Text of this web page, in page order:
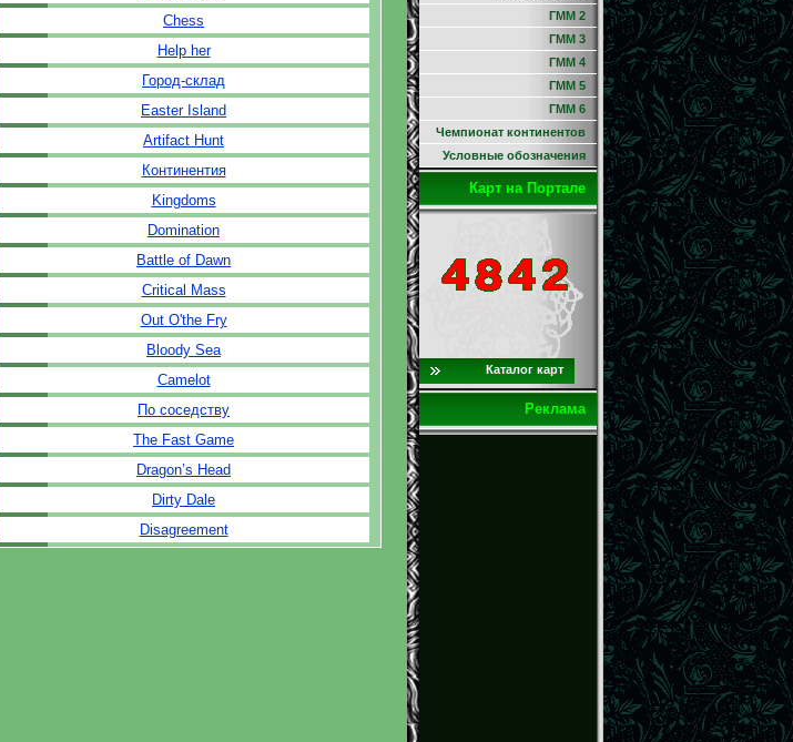
Chess
Help her
Город-склад
Easter Island
Artifact Hunt
Континентия
Kingdoms
Domination
Battle of Dawn
Critical Mass
Out O'the Fry
Bloody Sea
Camelot
По соседству
The Fast Game
Dragon’s Head
Dirty Dale
Disagreement
ГММ 2
ГММ 3
ГММ 4
ГММ 5
ГММ 6
Чемпионат континентов
Условные обозначения
Карт на Портале
Каталог карт
Реклама